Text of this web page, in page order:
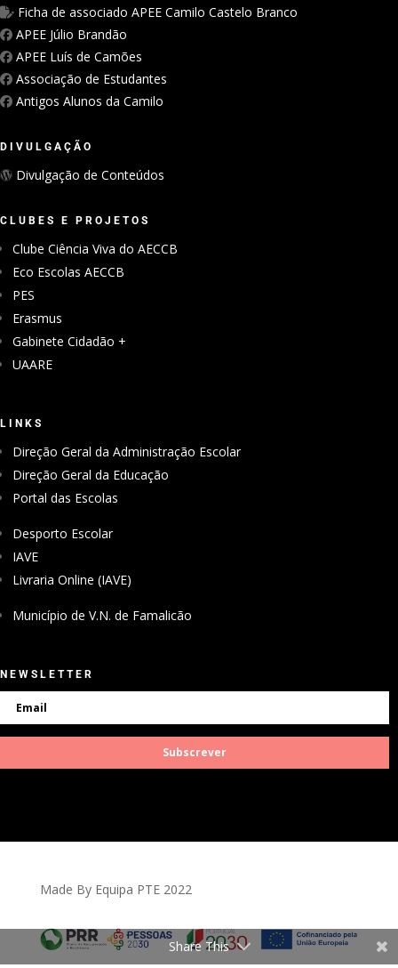
Ficha de associado APEE Camilo Castelo Branco
APEE Júlio Brandão
APEE Luís de Camões
Associação de Estudantes
Antigos Alunos da Camilo
DIVULGAÇÃO
Divulgação de Conteúdos
CLUBES E PROJETOS
Clube Ciência Viva do AECCB
Eco Escolas AECCB
PES
Erasmus
Gabinete Cidadão +
UAARE
LINKS
Direção Geral da Administração Escolar
Direção Geral da Educação
Portal das Escolas
Desporto Escolar
IAVE
Livraria Online (IAVE)
Município de V.N. de Famalicão
NEWSLETTER
Subscrever
Made By Equipa PTE 2022
Share This